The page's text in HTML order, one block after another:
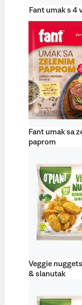
Fant umak s 4
Fant umak sa
paprom
Veggie
& slanutak